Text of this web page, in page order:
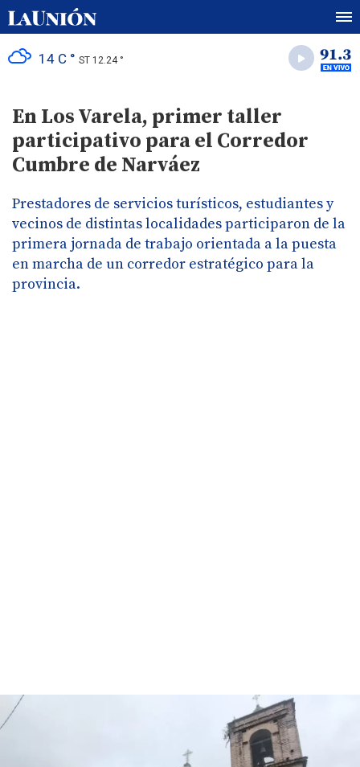
14 C ° ST 12.24 °
En Los Varela, primer taller
participativo para el Corredor
Cumbre de Narváez
Prestadores de servicios turísticos, estudiantes y
vecinos de distintas localidades participaron de la
primera jornada de trabajo orientada a la puesta
en marcha de un corredor estratégico para la
provincia.